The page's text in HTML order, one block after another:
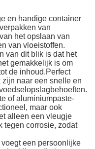
en handige container
van
het opslaan van
van vloeistoffen.
van dit blik is dat het
gemakkelijk is om
de inhoud.Perfect
naar een snelle en
of aluminiumpaste-
maar ook
alleen een vleugje
tegen corrosie, zodat
een persoonlijke